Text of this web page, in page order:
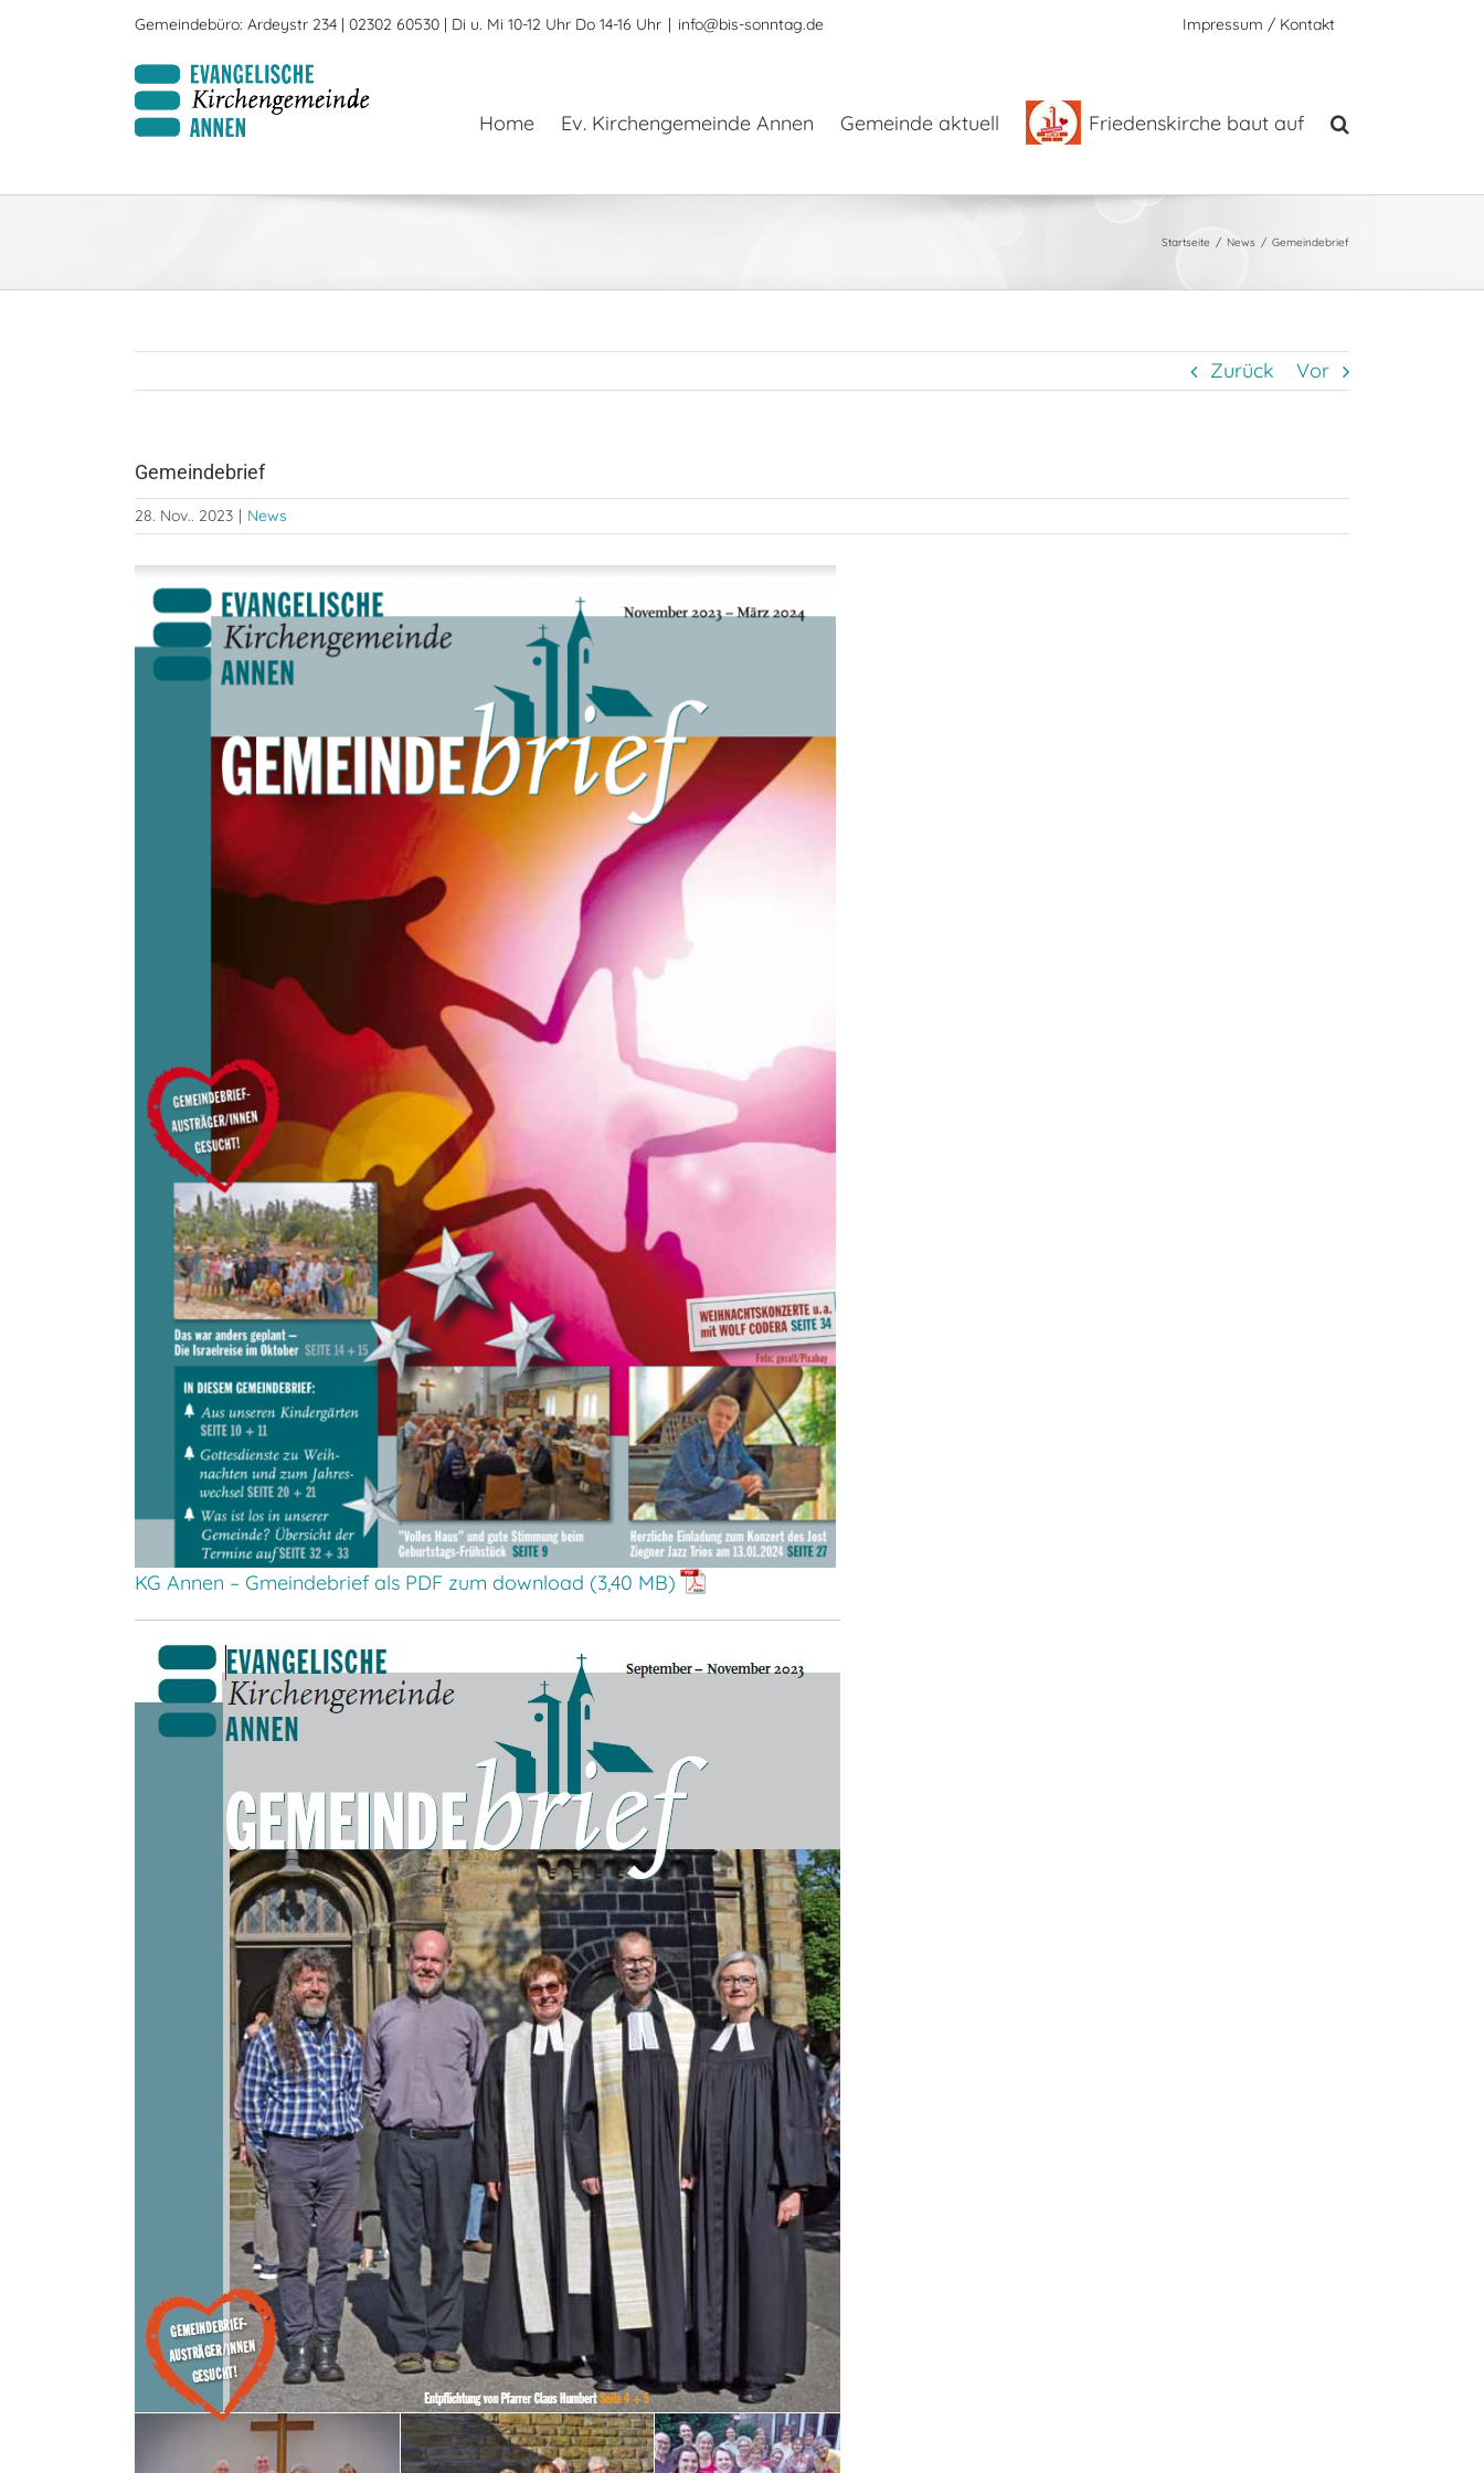
Gemeindebüro: Ardeystr 234 | 02302 60530 | Di u. Mi 10-12 Uhr Do 14-16 Uhr | info@bis-sonntag.de Impressum / Kontakt
Home Ev. Kirchengemeinde Annen Gemeinde aktuell Friedenskirche baut auf
Startseite News Gemeindebrief
Zurück Vor
Gemeindebrief
28. Nov.. 2023 | News
KG Annen – Gmeindebrief als PDF zum download